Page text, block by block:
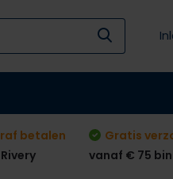
betalen
Gratis
vanaf € 75